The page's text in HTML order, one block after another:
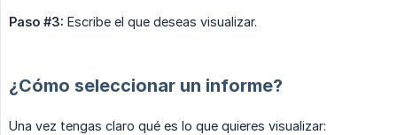
Paso #3: Escribe el que deseas visualizar.
¿Cómo seleccionar un informe?
Una vez tengas claro qué es lo que quieres visualizar: